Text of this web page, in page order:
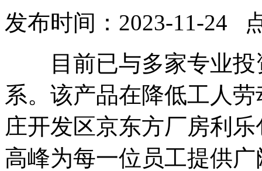
发布时间：2023-11-24
目前已与多家专业投
系。该产品在降低工人
庄开发区京东方厂房利
高峰为每一位员工提供